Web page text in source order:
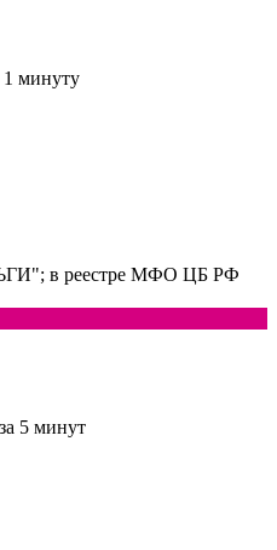
1 минуту
в реестре МФО ЦБ РФ
5 минут